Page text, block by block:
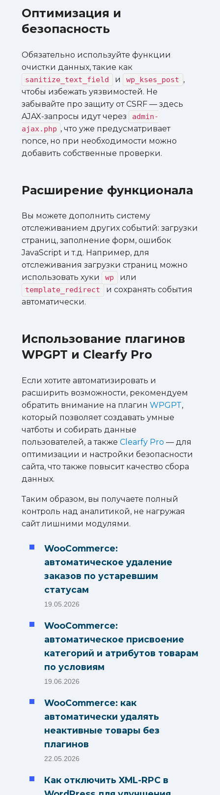
Оптимизация и
безопасность
Обязательно используйте функции
очистки данных, такие как
sanitize_text_field и wp_kses_post ,
чтобы избежать уязвимостей. Не
забывайте про защиту от CSRF — здесь
AJAX-запросы идут через
admin-
ajax.php , что уже предусматривает
nonce, но при необходимости можно
добавить собственные проверки.
Расширение функционала
Вы можете дополнить систему
отслеживанием других событий: загрузки
страниц, заполнение форм, ошибок
JavaScript и т.д. Например, для
отслеживания загрузки страниц можно
использовать хуки
wp или
template_redirect
и сохранять события
автоматически.
Использование плагинов
WPGPT и Clearfy Pro
Если хотите автоматизировать и
расширить возможности, рекомендуем
обратить внимание на плагин WPGPT,
который позволяет создавать умные
чатботы и собирать данные
пользователей, а также Clearfy Pro — для
оптимизации и настройки безопасности
сайта, что также повысит качество сбора
данных.
Таким образом, вы получаете полный
контроль над аналитикой, не нагружая
сайт лишними модулями.
WooCommerce:
автоматическое удаление
заказов по устаревшим
статусам
19.05.2026
WooCommerce:
автоматическое присвоение
категорий и атрибутов товарам
по условиям
19.06.2026
WooCommerce: как
автоматически удалять
неактивные товары без
плагинов
22.05.2026
Как отключить XML-RPC в